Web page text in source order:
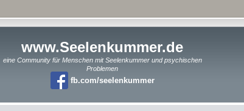
www.Seelenkummer.de
eine Community für Menschen mit Seelenkummer und psychischen
Problemen
fb.com/seelenkummer